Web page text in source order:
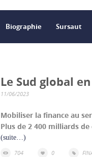
Biographie Sursaut
Le Sud global
11/06/2023
Mobiliser la finance au
Plus de 2 400 milliards
(suite…)
704
0